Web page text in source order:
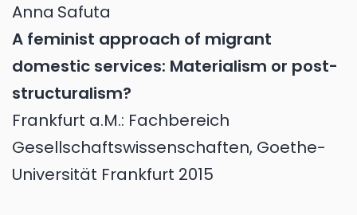
Anna Safuta
A feminist approach of migrant
domestic services: Materialism or post-
structuralism?
Frankfurt a.M.: Fachbereich
Gesellschaftswissenschaften, Goethe-
Universität Frankfurt 2015